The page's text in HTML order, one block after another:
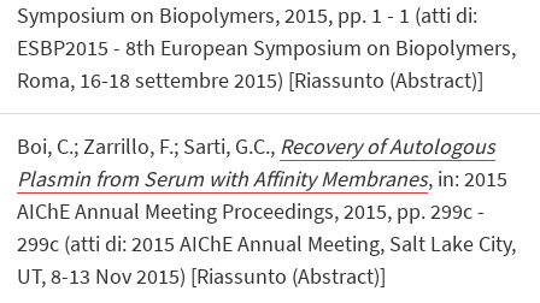
Symposium on Biopolymers, 2015, pp. 1 - 1 (atti di:
ESBP2015 - 8th European Symposium on Biopolymers,
Roma, 16-18 settembre 2015) [Riassunto (Abstract)]
Boi, C.; Zarrillo, F.; Sarti, G.C., Recovery of Autologous
Plasmin from Serum with Affinity Membranes, in: 2015
AIChE Annual Meeting Proceedings, 2015, pp. 299c -
299c (atti di: 2015 AIChE Annual Meeting, Salt Lake City,
UT, 8-13 Nov 2015) [Riassunto (Abstract)]